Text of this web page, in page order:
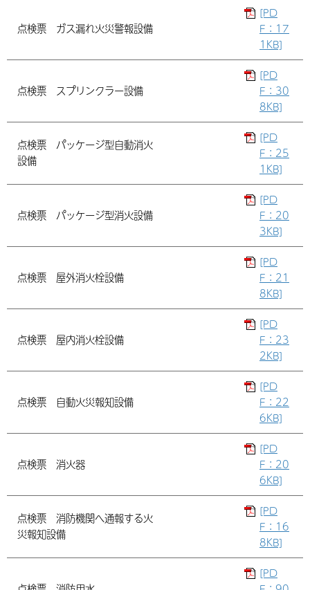
点検票 ガス漏れ火災警報設備
[PD
F：17
1KB]
点検票 スプリンクラー設備
[PD
F：30
8KB]
点検票 パッケージ型自動消火
設備
[PD
F：25
1KB]
点検票 パッケージ型消火設備
[PD
F：20
3KB]
点検票 屋外消火栓設備
[PD
F：21
8KB]
点検票 屋内消火栓設備
[PD
F：23
2KB]
点検票 自動火災報知設備
[PD
F：22
6KB]
点検票 消火器
[PD
F：20
6KB]
点検票 消防機関へ通報する火
災報知設備
[PD
F：16
8KB]
[PD